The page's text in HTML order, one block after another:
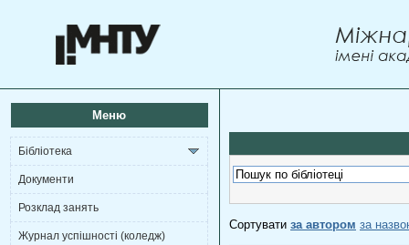
Меню
Бібліотека
Документи
Розклад занять
Журнал успішності (коледж)
Сортувати за автором за